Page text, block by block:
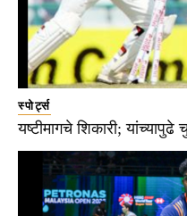
स्पोर्ट्स
यष्टीमागचे शिकारी; यांच्यापुढे